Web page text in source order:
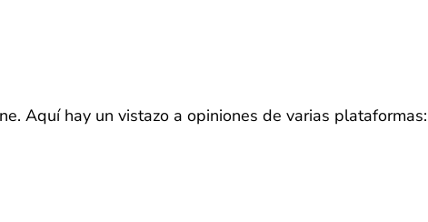
Aquí hay un vistazo a opiniones de varias plataformas: